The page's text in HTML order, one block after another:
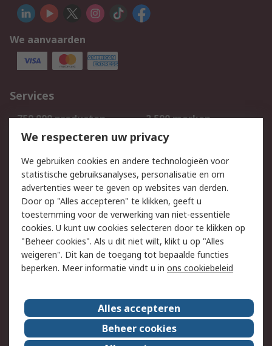
We aanvaarden
Services
750.000 producten
2.500 merken
Bestellen
Inkoopoplossingen
Track & Trace
Wettelijk
Cookiebeleid
Email veiligheid
Privacybeleid
Websitevoorwaarden
Algemene
verkoopvoorwaarden
Over RS
RS Group
Over ons
RS wereldwijd
Werken bij RS
We respecteren uw privacy
We gebruiken cookies en andere technologieën voor
statistische gebruiksanalyses, personalisatie en om
advertenties weer te geven op websites van derden.
Door op "Alles accepteren" te klikken, geeft u
toestemming voor de verwerking van niet-essentiële
cookies. U kunt uw cookies selecteren door te klikken op
"Beheer cookies". Als u dit niet wilt, klikt u op "Alles
weigeren". Dit kan de toegang tot bepaalde functies
beperken. Meer informatie vindt u in ons cookiebeleid
Alles accepteren
Beheer cookies